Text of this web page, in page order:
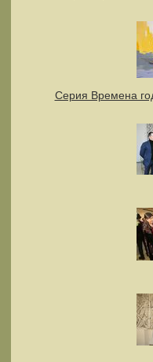
Серия Времена